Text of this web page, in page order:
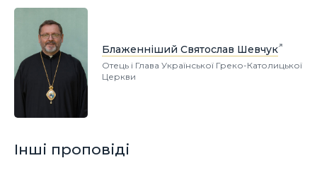
Блаженніший Святослав Шевчук
Отець і Глава Української Греко-Католицької
Церкви
Інші проповіді